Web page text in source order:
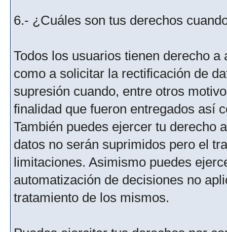
6.- ¿Cuáles son tus derechos
Todos los usuarios tienen derecho
como a solicitar la rectificación de
supresión cuando, entre otros
finalidad que fueron entregados así
También puedes ejercer tu derecho
datos no serán suprimidos pero el
limitaciones. Asimismo puedes
automatización de decisiones no
tratamiento de los mismos.